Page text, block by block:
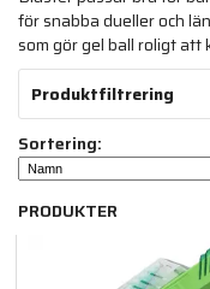
för snabba dueller och
som gör gel ball roligt att
Produktfiltrering
Sortering:
PRODUKTER